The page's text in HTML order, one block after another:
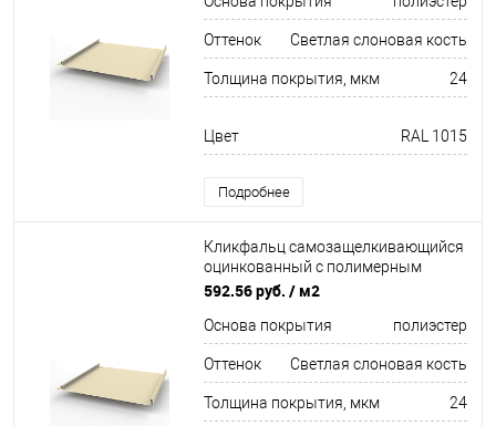
Оттенок Светлая слоновая кость
Толщина покрытия, мкм 24
Цвет RAL 1015
Подробнее
Кликфальц самозащелкивающийся
оцинкованный с полимерным
покрытием 0,5х542мм RAL 1015
592.56 руб. / м2
Основа покрытия полиэстер
Оттенок Светлая слоновая кость
Толщина покрытия, мкм 24